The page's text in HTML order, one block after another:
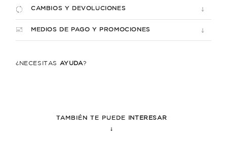
CAMBIOS Y DEVOLUCIONES
MEDIOS DE PAGO Y PROMOCIONES
¿NECESITÁS AYUDA?
TAMBIÉN TE PUEDE
INTERESAR
↓